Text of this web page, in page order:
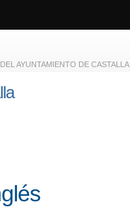
AYUNTAMIENTO DE CASTALLA